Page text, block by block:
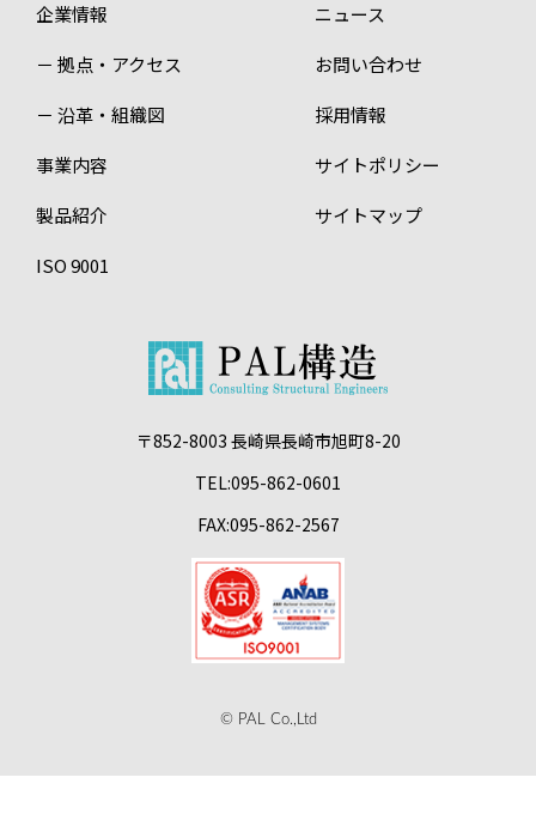
〒852-8003 長崎県長崎市旭町8-20
TEL:095-862-0601
FAX:095-862-2567
企業情報
－ 拠点・アクセス
－ 沿革・組織図
事業内容
製品紹介
ISO 9001
ニュース
お問い合わせ
採用情報
サイトポリシー
サイトマップ
© PAL Co.,Ltd